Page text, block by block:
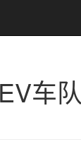
车队